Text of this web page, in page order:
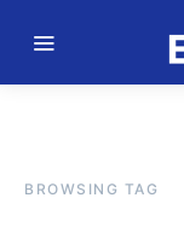
BROWSING TAG